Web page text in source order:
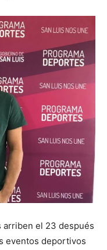
arriben el 23 después
eventos deportivos